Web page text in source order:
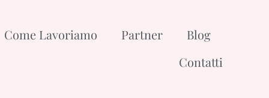
Come Lavoriamo Partner
Blog
Contatti